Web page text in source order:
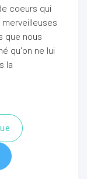
coeurs qui
que nous
qu'on ne lui
la